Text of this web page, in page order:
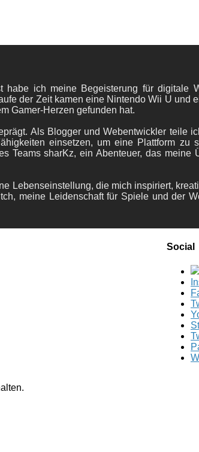
habe ich meine Begeisterung für
der Zeit kamen eine Nintendo Wii U
Gamer-Herzen gefunden hat.
Als Blogger und Webentwickler teile
einsetzen, um eine Plattform
Teams sharKz, ein Abenteuer, das
Lebenseinstellung, die mich inspiriert,
meine Leidenschaft für Spiele und der
Social